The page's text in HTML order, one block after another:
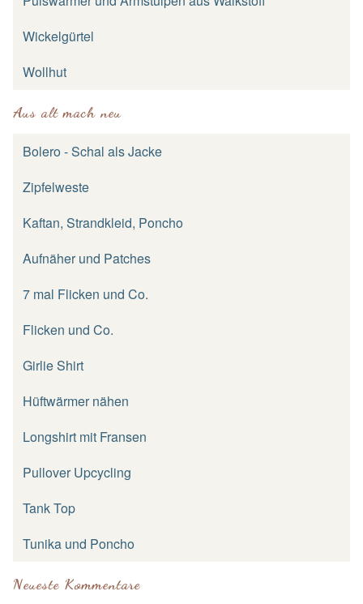
Wickelgürtel
Wollhut
Aus alt mach neu
Bolero - Schal als Jacke
Zipfelweste
Kaftan, Strandkleid, Poncho
Aufnäher und Patches
7 mal Flicken und Co.
Flicken und Co.
Girlie Shirt
Hüftwärmer nähen
Longshirt mit Fransen
Pullover Upcycling
Tank Top
Tunika und Poncho
Neueste Kommentare